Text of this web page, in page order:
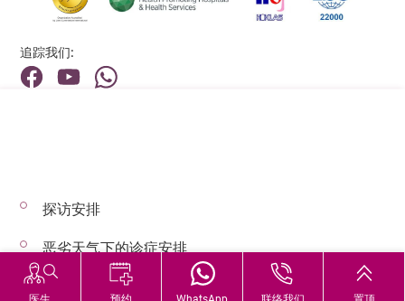
追踪我们:
© 2026 版权所有 © 港安医疗 保留一切权利
探访安排
恶劣天气下的诊症安排